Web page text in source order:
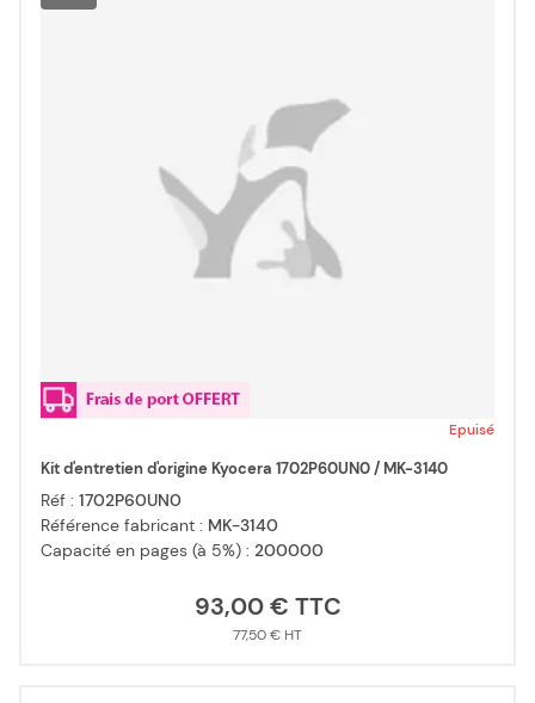
Epuisé
Kit d'entretien d'origine Kyocera 1702P60UN0 / MK-3140
Réf : 1702P60UN0
Référence fabricant : MK-3140
Capacité en pages (à 5%) : 200000
93,00 €
77,50 €